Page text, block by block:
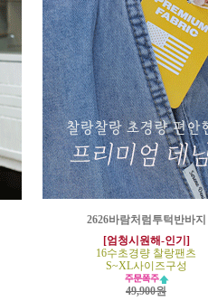
2626바람처럼투턱반바지
[엄청시원해-인기]
16수초경량 찰랑팬츠
S~XL사이즈구성
49,900원